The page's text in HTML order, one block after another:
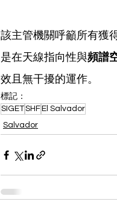
該主管機關呼籲所有獲
是在天線指向性與頻譜
效且無干擾的運作。
標記：
SIGETSHF El Salvador
Salvador